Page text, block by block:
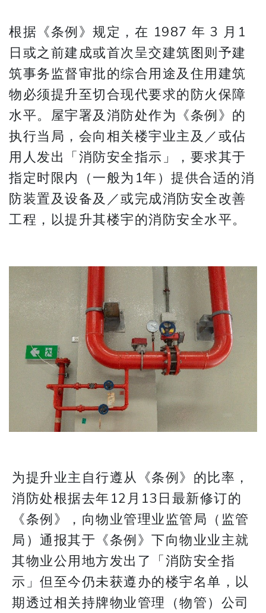
根据《条例》规定，在 1987 年 3 月1
日或之前建成或首次呈交建筑图则予建
筑事务监督审批的综合用途及住用建筑
物必须提升至切合现代要求的防火保障
水平。屋宇署及消防处作为《条例》的
执行当局，会向相关楼宇业主及／或佔
用人发出「消防安全指示」，要求其于
指定时限内（一般为1年）提供合适的消
防装置及设备及／或完成消防安全改善
工程，以提升其楼宇的消防安全水平。
为提升业主自行遵从《条例》的比率，
消防处根据去年12月13日最新修订的
《条例》，向物业管理业监管局（监管
局）通报其于《条例》下向物业业主就
其物业公用地方发出了「消防安全指
示」但至今仍未获遵办的楼宇名单，以
期透过相关持牌物业管理（物管）公司